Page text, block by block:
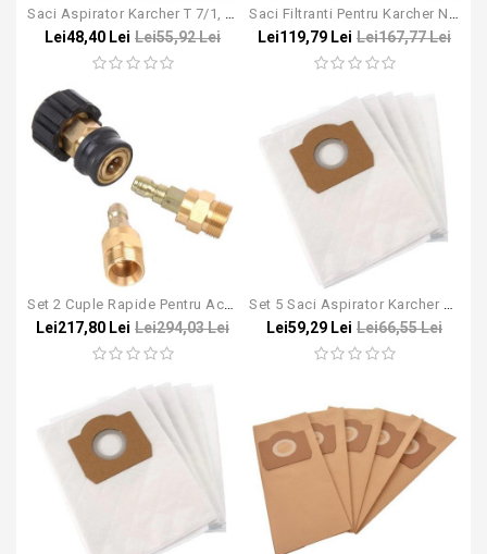
Saci Aspirator Karcher T 7/1, T 10/1, T12/1
Lei48,40 Lei Lei55,92 Lei
Saci Filtranti Pentru Karcher NT 30/1, NT 40/1, NT 50/1
Lei119,79 Lei Lei167,77 Lei
Set 2 Cuple Rapide Pentru Accesoriile Aparatelor De Spalat Cu Presiune Karcher HD
Lei217,80 Lei Lei294,03 Lei
Set 5 Saci Aspirator Karcher NT 20/1
Lei59,29 Lei Lei66,55 Lei